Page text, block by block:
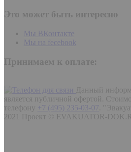
Это может быть интересно
Мы ВКонтакте
Мы на fecebook
Принимаем к оплате:
Данный
является публичной офертой.
телефону
+7 (495) 235-03-07
2021 Проект © EVAKUATOR-